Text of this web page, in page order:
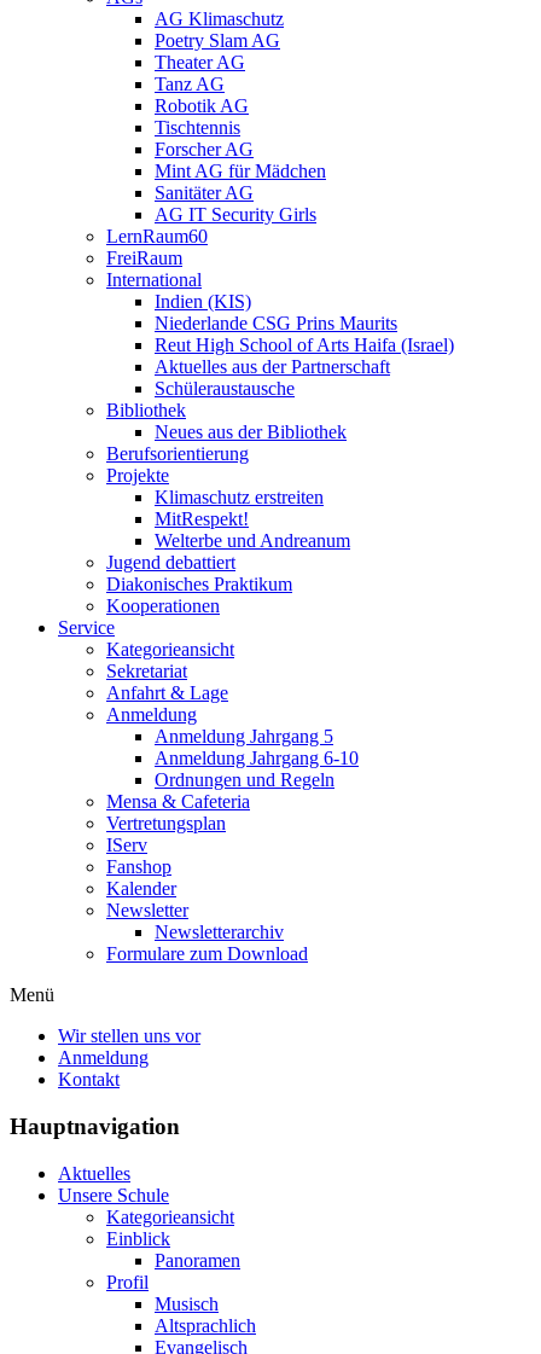
AG Klimaschutz
Poetry Slam AG
Theater AG
Tanz AG
Robotik AG
Tischtennis
Forscher AG
Mint AG für Mädchen
Sanitäter AG
AG IT Security Girls
LernRaum60
FreiRaum
International
Indien (KIS)
Niederlande CSG Prins Maurits
Reut High School of Arts Haifa (Israel)
Aktuelles aus der Partnerschaft
Schüleraustausche
Bibliothek
Neues aus der Bibliothek
Berufsorientierung
Projekte
Klimaschutz erstreiten
MitRespekt!
Welterbe und Andreanum
Jugend debattiert
Diakonisches Praktikum
Kooperationen
Service
Kategorieansicht
Sekretariat
Anfahrt & Lage
Anmeldung
Anmeldung Jahrgang 5
Anmeldung Jahrgang 6-10
Ordnungen und Regeln
Mensa & Cafeteria
Vertretungsplan
IServ
Fanshop
Kalender
Newsletter
Newsletterarchiv
Formulare zum Download
Menü
Wir stellen uns vor
Anmeldung
Kontakt
Hauptnavigation
Aktuelles
Unsere Schule
Kategorieansicht
Einblick
Panoramen
Profil
Musisch
Altsprachlich
Evangelisch